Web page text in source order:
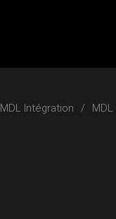
MDL Intégration
MDL